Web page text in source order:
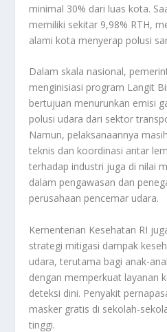
minimal 30% dari luas kota.
memiliki sekitar 9,98% RTH,
alami kota menyerap polusi
Dalam skala nasional,
menginisiasi program Langit
bertujuan menurunkan emisi
polusi udara dari sektor
Namun, pelaksanaannya
teknis dan koordinasi antar
terhadap industri juga di nilai
dalam pengawasan dan
perusahaan pencemar udara.
Kementerian Kesehatan RI
strategi mitigasi dampak
udara, terutama bagi anak-
dengan memperkuat layanan
deteksi dini. Penyakit
masker gratis di sekolah-
tinggi.